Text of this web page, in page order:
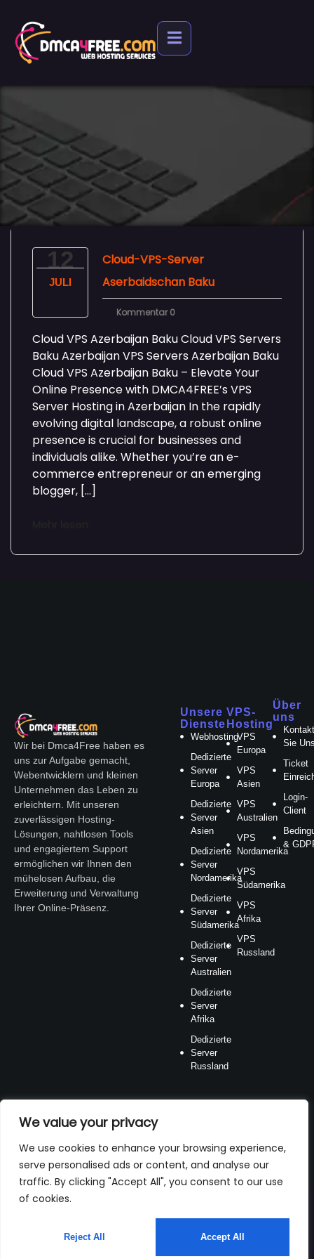
We value your privacy
We use cookies to enhance your browsing experience,
serve personalised ads or content, and analyse our
traffic. By clicking "Accept All", you consent to our use
of cookies.
Reject All Accept All
12
JULI
Cloud-VPS-Server
Aserbaidschan Baku
Kommentar 0
Cloud VPS Azerbaijan Baku Cloud VPS Servers
Baku Azerbaijan VPS Servers Azerbaijan Baku
Cloud VPS Azerbaijan Baku – Elevate Your
Online Presence with DMCA4FREE’s VPS
Server Hosting in Azerbaijan In the rapidly
evolving digital landscape, a robust online
presence is crucial for businesses and
individuals alike. Whether you’re an e-
commerce entrepreneur or an emerging
blogger, […]
Wir bei Dmca4Free haben es
uns zur Aufgabe gemacht,
Webentwicklern und kleinen
Unternehmen das Leben zu
erleichtern. Mit unseren
zuverlässigen Hosting-
Lösungen, nahtlosen Tools
und engagiertem Support
ermöglichen wir Ihnen den
mühelosen Aufbau, die
Erweiterung und Verwaltung
Ihrer Online-Präsenz.
Unsere
Dienste
Webhosting
Dedizierte
Server
Europa
Dedizierte
Server
Asien
Dedizierte
Server
Nordamerika
Dedizierte
Server
Südamerika
Dedizierte
Server
Australien
Dedizierte
Server
Afrika
Dedizierte
Server
Russland
VPS-
Hosting
VPS
Europa
VPS
Asien
VPS
Australien
VPS
Nordamerika
VPS
Südamerika
VPS
Afrika
VPS
Russland
Über
uns
Sie
Ticket
Login-
Client
&
Zahlungsmethode